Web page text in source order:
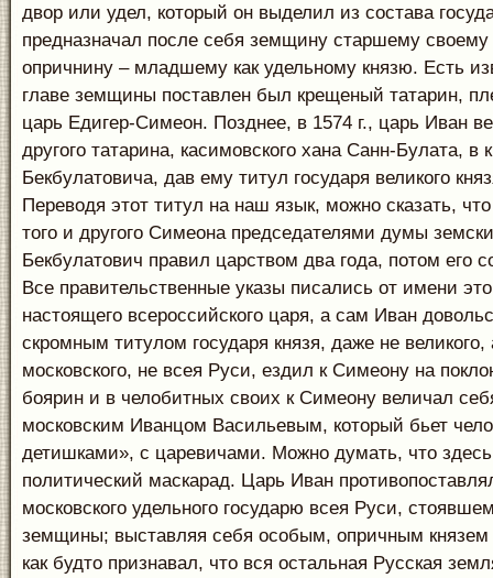
двор или удел, который он выделил из состава
предназначал после себя земщину старшему
опричнину – младшему как удельному князю. Есть
главе земщины поставлен был крещеный татарин,
царь Едигер-Симеон. Позднее, в 1574 г., царь Иван
другого татарина, касимовского хана Санн-Булата,
Бекбулатовича, дав ему титул государя великого
Переводя этот титул на наш язык, можно сказать,
того и другого Симеона председателями думы
Бекбулатович правил царством два года, потом его
Все правительственные указы писались от имени
настоящего всероссийского царя, а сам Иван
скромным титулом государя князя, даже не великого,
московского, не всея Руси, ездил к Симеону на
боярин и в челобитных своих к Симеону величал
московским Иванцом Васильевым, который бьет
детишками», с царевичами. Можно думать, что
политический маскарад. Царь Иван
московского удельного государю всея Руси,
земщины; выставляя себя особым, опричным князем
как будто признавал, что вся остальная Русская